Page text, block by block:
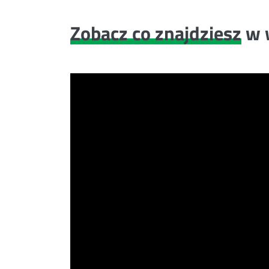
Zobacz co znajdzieszw